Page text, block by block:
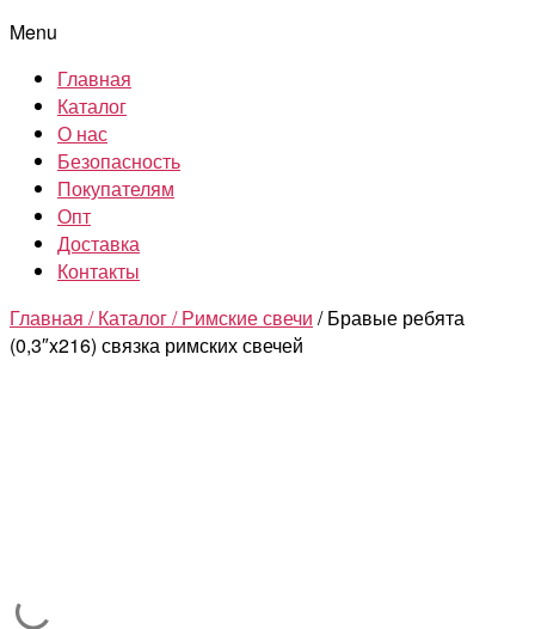
Menu
Главная
Каталог
О нас
Безопасность
Покупателям
Опт
Доставка
Контакты
Главная /Каталог /Римские свечи / Бравые ребята
(0,3″x216) связка римских свечей